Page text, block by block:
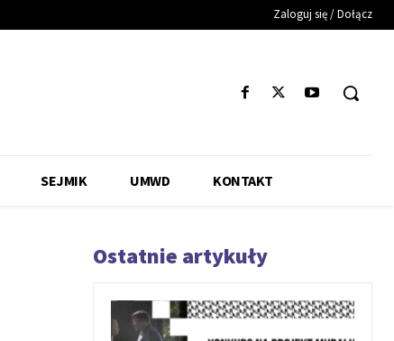
Zaloguj się / Dołącz
SEJMIK UMWD KONTAKT
Ostatnie artykuły